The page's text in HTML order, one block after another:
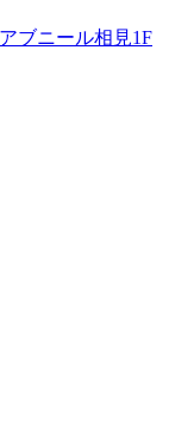
ブニール相見1F